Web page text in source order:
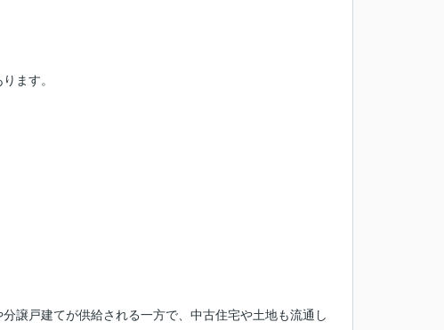
ます。
譲戸建てが供給される一方で、中古住宅や土地も流通し